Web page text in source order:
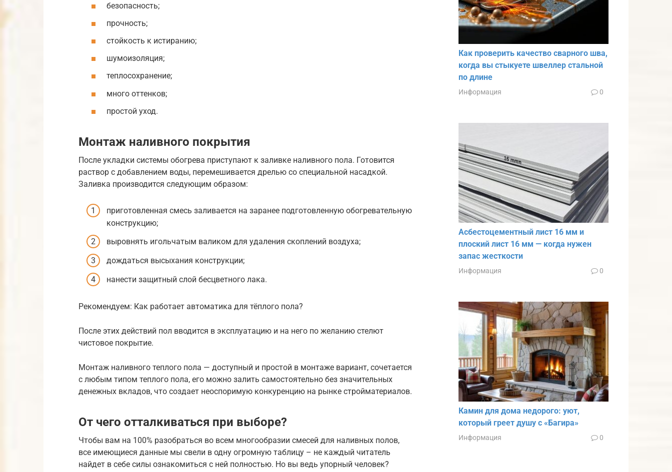
безопасность;
прочность;
стойкость к истиранию;
шумоизоляция;
теплосохранение;
много оттенков;
простой уход.
Монтаж наливного покрытия
После укладки системы обогрева приступают к заливке наливного пола. Готовится
раствор с добавлением воды, перемешивается дрелью со специальной насадкой.
Заливка производится следующим образом:
приготовленная смесь заливается на заранее подготовленную обогревательную
конструкцию;
выровнять игольчатым валиком для удаления скоплений воздуха;
дождаться высыхания конструкции;
нанести защитный слой бесцветного лака.
Рекомендуем: Как работает автоматика для тёплого пола?
После этих действий пол вводится в эксплуатацию и на него по желанию стелют
чистовое покрытие.
Монтаж наливного теплого пола — доступный и простой в монтаже вариант, сочетается
с любым типом теплого пола, его можно залить самостоятельно без значительных
денежных вкладов, что создает неоспоримую конкуренцию на рынке стройматериалов.
От чего отталкиваться при выборе?
Чтобы вам на 100% разобраться во всем многообразии смесей для наливных полов,
все имеющиеся данные мы свели в одну огромную таблицу – не каждый читатель
найдет в себе силы ознакомиться с ней полностью. Но вы ведь упорный человек?
Как проверить качество сварного шва,
когда вы стыкуете швеллер стальной
по длине
Информация 0
Асбестоцементный лист 16 мм и
плоский лист 16 мм — когда нужен
запас жесткости
Информация 0
Камин для дома недорого: уют,
который греет душу с «Багира»
Информация 0